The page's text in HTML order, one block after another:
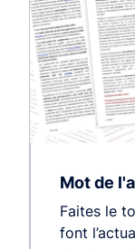
Mot de
Faites le
font